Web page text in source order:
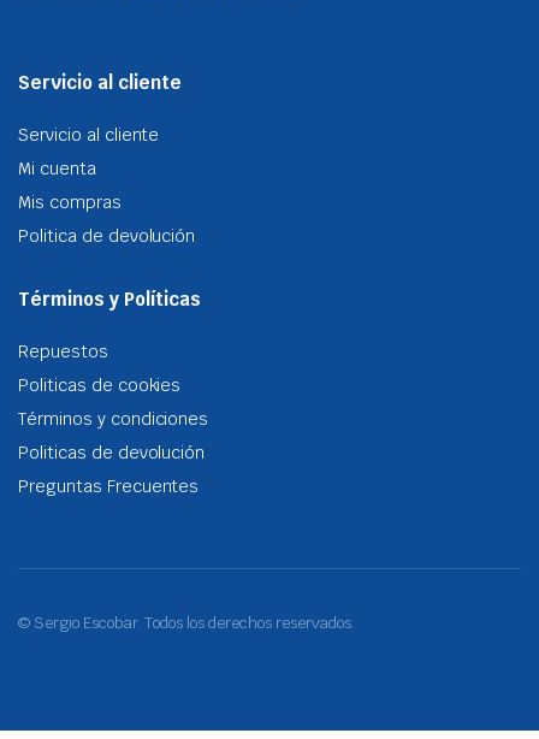
Servicio al cliente
Servicio al cliente
Mi cuenta
Mis compras
Politica de devolución
Términos y Políticas
Repuestos
Politicas de cookies
Términos y condiciones
Politicas de devolución
Preguntas Frecuentes
© Sergio Escobar. Todos los derechos reservados.